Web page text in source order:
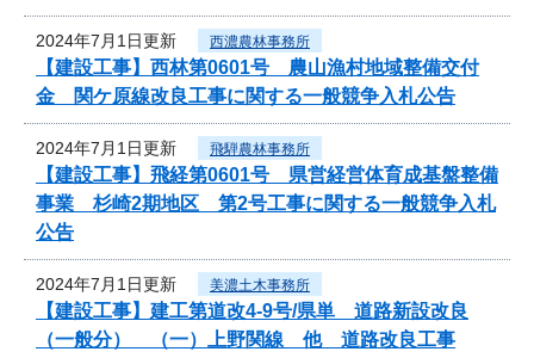
2024年7月1日更新 西濃農林事務所
【建設工事】西林第0601号 農山漁村地域整備交付
金 関ケ原線改良工事に関する一般競争入札公告
2024年7月1日更新 飛騨農林事務所
【建設工事】飛経第0601号 県営経営体育成基盤整備
事業 杉崎2期地区 第2号工事に関する一般競争入札
公告
2024年7月1日更新 美濃土木事務所
【建設工事】建工第道改4-9号/県単 道路新設改良
（一般分） （一）上野関線 他 道路改良工事